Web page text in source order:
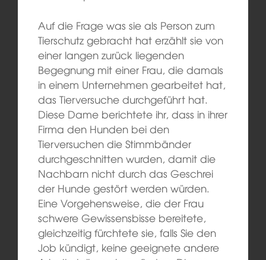
Auf die Frage was sie als Person zum
Tierschutz gebracht hat erzählt sie von
einer langen zurück liegenden
Begegnung mit einer Frau, die damals
in einem Unternehmen gearbeitet hat,
das Tierversuche durchgeführt hat.
Diese Dame berichtete ihr, dass in ihrer
Firma den Hunden bei den
Tierversuchen die Stimmbänder
durchgeschnitten wurden, damit die
Nachbarn nicht durch das Geschrei
der Hunde gestört werden würden.
Eine Vorgehensweise, die der Frau
schwere Gewissensbisse bereitete,
gleichzeitig fürchtete sie, falls Sie den
Job kündigt, keine geeignete andere